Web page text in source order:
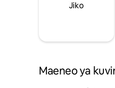
Jiko
Maeneo ya